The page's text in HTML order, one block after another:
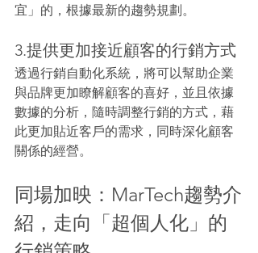
宜」的，根據最新的趨勢規劃。
3.提供更加接近顧客的行銷方式
透過行銷自動化系統，將可以幫助企業
與品牌更加瞭解顧客的喜好，並且依據
數據的分析，隨時調整行銷的方式，藉
此更加貼近客戶的需求，同時深化顧客
關係的經營。
同場加映：MarTech趨勢介
紹，走向「超個人化」的